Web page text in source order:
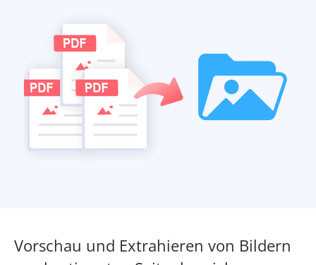
Vorschau und Extrahieren von Bildern